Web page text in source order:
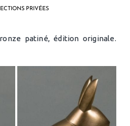
PRIVÉES
patiné, édition originale.